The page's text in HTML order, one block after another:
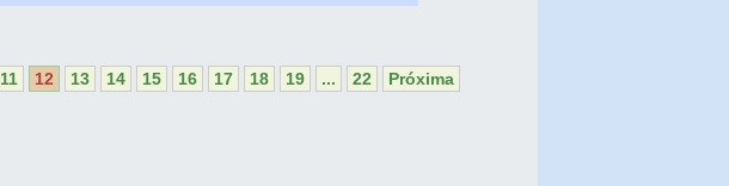
11 12 13 14 15 16 17 18 19 ... 22 Próxima